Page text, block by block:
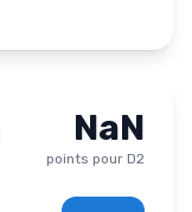
NaN
points pour D2